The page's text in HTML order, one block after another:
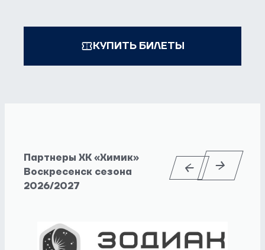
КУПИТЬ БИЛЕТЫ
Партнеры ХК «Химик»
Воскресенск сезона
2026/2027